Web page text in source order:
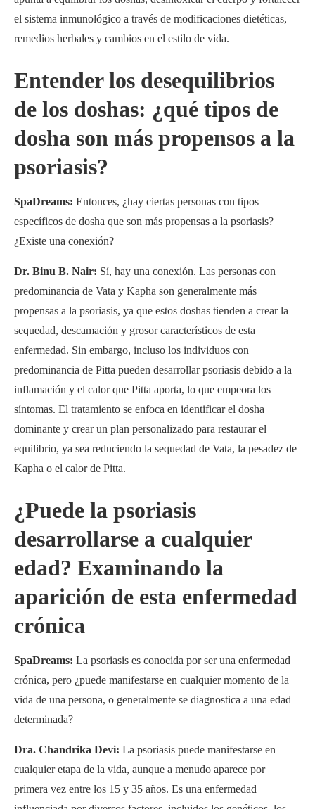
el sistema inmunológico a través de modificaciones dietéticas,
remedios herbales y cambios en el estilo de vida.
Entender los desequilibrios
de los doshas: ¿qué tipos de
dosha son más propensos a la
psoriasis?
SpaDreams: Entonces, ¿hay ciertas personas con tipos
específicos de dosha que son más propensas a la psoriasis?
¿Existe una conexión?
Dr. Binu B. Nair: Sí, hay una conexión. Las personas con
predominancia de Vata y Kapha son generalmente más
propensas a la psoriasis, ya que estos doshas tienden a crear la
sequedad, descamación y grosor característicos de esta
enfermedad. Sin embargo, incluso los individuos con
predominancia de Pitta pueden desarrollar psoriasis debido a la
inflamación y el calor que Pitta aporta, lo que empeora los
síntomas. El tratamiento se enfoca en identificar el dosha
dominante y crear un plan personalizado para restaurar el
equilibrio, ya sea reduciendo la sequedad de Vata, la pesadez de
Kapha o el calor de Pitta.
¿Puede la psoriasis
desarrollarse a cualquier
edad? Examinando la
aparición de esta enfermedad
crónica
SpaDreams: La psoriasis es conocida por ser una enfermedad
crónica, pero ¿puede manifestarse en cualquier momento de la
vida de una persona, o generalmente se diagnostica a una edad
determinada?
Dra. Chandrika Devi: La psoriasis puede manifestarse en
cualquier etapa de la vida, aunque a menudo aparece por
primera vez entre los 15 y 35 años. Es una enfermedad